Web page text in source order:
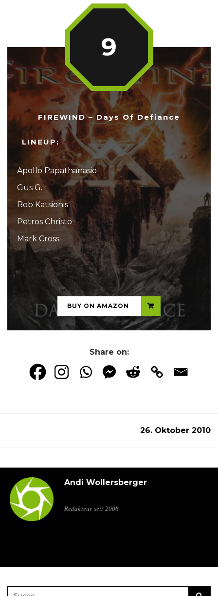
FIREWIND – Days Of Defiance
LINEUP:
Apollo Papathanasio
Gus G.
Bob Katsionis
Petros Christo
Mark Cross
9
BUY ON AMAZON
Share on:
26. Oktober 2010
Andi Wollersberger
Redakteur seit 2008